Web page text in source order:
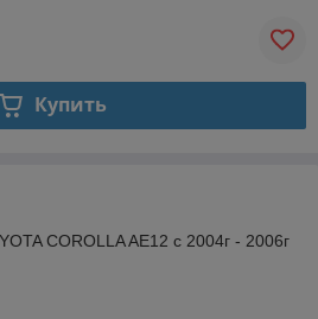
Купить
COROLLA AE12 с 2004г - 2006г